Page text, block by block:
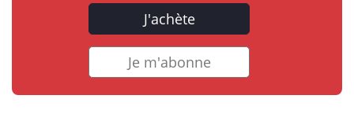
J'achète
Je m'abonne